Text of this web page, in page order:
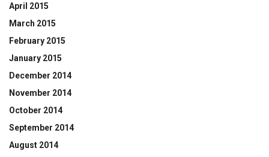
April 2015
March 2015
February 2015
January 2015
December 2014
November 2014
October 2014
September 2014
August 2014